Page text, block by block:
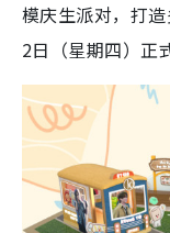
模庆生派对，打
2日（星期四）正